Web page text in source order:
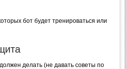
бот будет тренироваться или
делать (не давать советы по